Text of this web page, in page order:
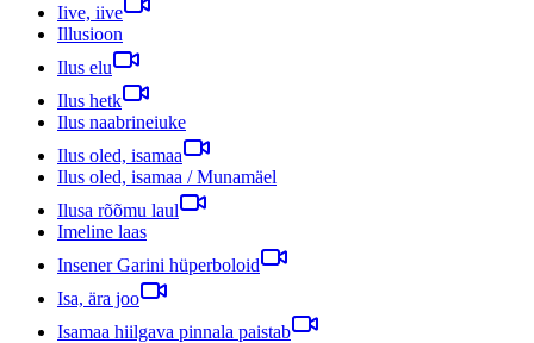
Iive, iive
Illusioon
Ilus elu
Ilus hetk
Ilus naabrineiuke
Ilus oled, isamaa
Ilus oled, isamaa / Munamäel
Ilusa rõõmu laul
Imeline laas
Insener Garini hüperboloid
Isa, ära joo
Isamaa hiilgava pinnala paistab